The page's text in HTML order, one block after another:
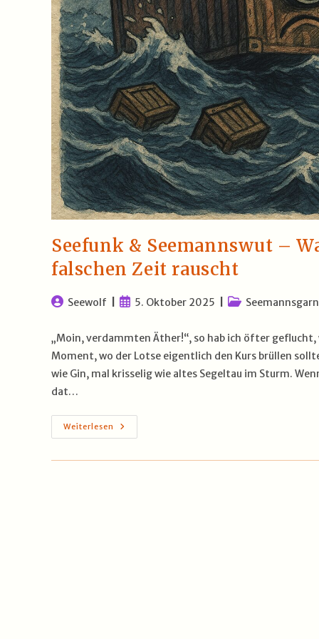
Seefunk & Seemannswut –
falschen Zeit rauscht
Beitrags-
Seewolf
Beitrag
5. Oktober 2025
Beitrags-
Seemannsgarn
„Moin, verdammten Äther!“, so hab ich öfter geflucht,
Moment, wo der Lotse eigentlich den Kurs brüllen
wie Gin, mal krisselig wie altes Segeltau im Sturm.
dat…
Weiterlesen Seefunk
&
–